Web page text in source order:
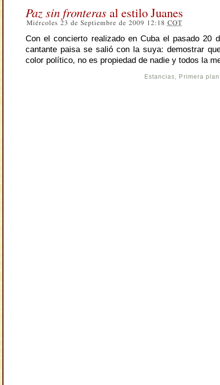
Paz sin fronteras al estilo Juanes
Miércoles 23 de Septiembre de 2009 12:18 COT
Con el concierto realizado en Cuba el pasado 20
cantante paisa se salió con la suya: demostrar
color político, no es propiedad de nadie y todos la
Estancias, Primera